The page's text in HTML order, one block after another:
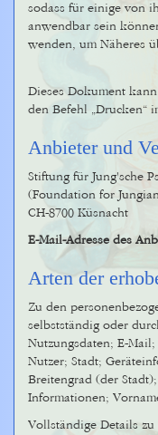
sodass für einige von
anwendbar sein
wenden, um Näheres
Dieses Dokument
den Befehl „Drucken“
Anbieter und
Stiftung für Jung'sche
(Foundation for
CH-8700 Küsnacht
E-Mail-Adresse des
Arten der
Zu den
selbstständig oder
Nutzungsdaten; E-
Nutzer; Stadt;
Breitengrad (der
Informationen;
Vollständige Details